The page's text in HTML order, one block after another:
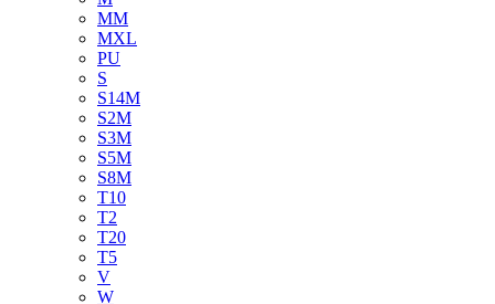
MM
MXL
PU
S
S14M
S2M
S3M
S5M
S8M
T10
T2
T20
T5
V
W